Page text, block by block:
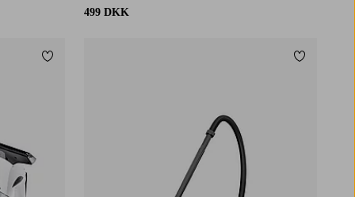
499 DKK
Tilføj til favoritter Tilføj til